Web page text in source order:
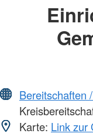
Bereitschaften
Karte: Link zur